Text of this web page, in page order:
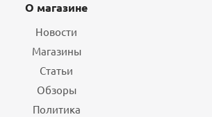
О магазине
Новости
Магазины
Статьи
Обзоры
Политика